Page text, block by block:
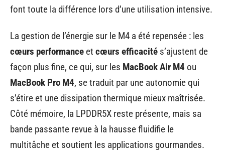
font toute la différence lors d’une utilisation intensive.
La gestion de l’énergie sur le M4 a été repensée : les
cœurs performance et cœurs efficacité s’ajustent de
façon plus fine, ce qui, sur les MacBook Air M4 ou
MacBook Pro M4, se traduit par une autonomie qui
s’étire et une dissipation thermique mieux maîtrisée.
Côté mémoire, la LPDDR5X reste présente, mais sa
bande passante revue à la hausse fluidifie le
multitâche et soutient les applications gourmandes.